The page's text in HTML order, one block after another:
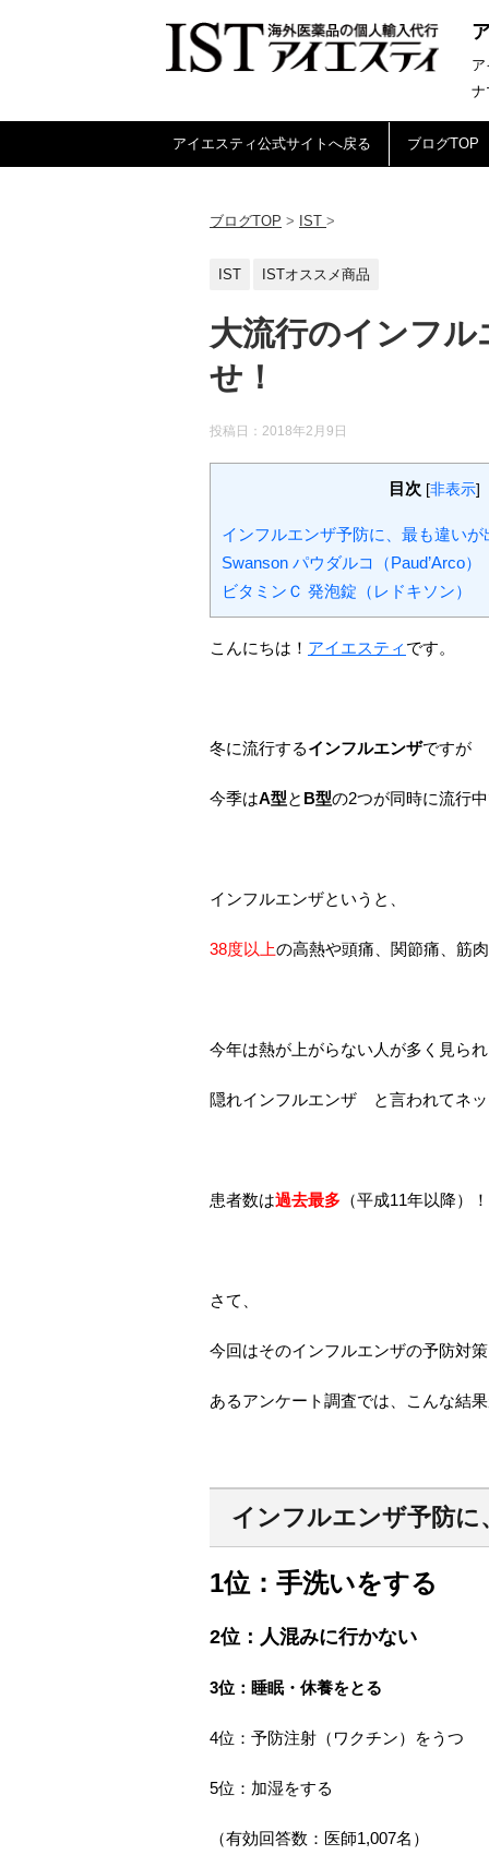
ナ
アイエスティ公式サイトへ戻る ブログTOP
ブログTOP > IST >
IST ISTオススメ商品
大流行のインフ
せ！
投稿日： 2018年2月9日
目次 [非表示]
インフルエンザ予防に、最も違い
Swanson パウダルコ（Paud’Arco
ビタミンＣ 発泡錠（レドキソン）
こんにちは！ アイエスティ です。
冬に流行するインフルエンザですが
今季はA型と B型の2つが同時に流行
インフルエンザというと、
38度以上の高熱や頭痛、関節痛、筋
今年は熱が上がらない人が多く見られ
隠れインフルエンザ と言われてネ
患者数は過去最多 （平成11年以降）！
さて、
今回はそのインフルエンザの予防対
あるアンケート調査では、こんな結
インフルエンザ予防
1位：手洗いをする
2位：人混みに行かない
3位：睡眠・休養をとる
4位：予防注射（ワクチン）をうつ
5位：加湿をする
（有効回答数：医師1,007名）